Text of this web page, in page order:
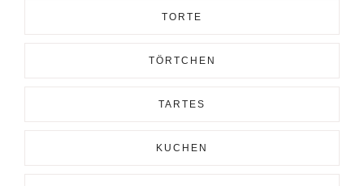
TORTE
TÖRTCHEN
TARTES
KUCHEN